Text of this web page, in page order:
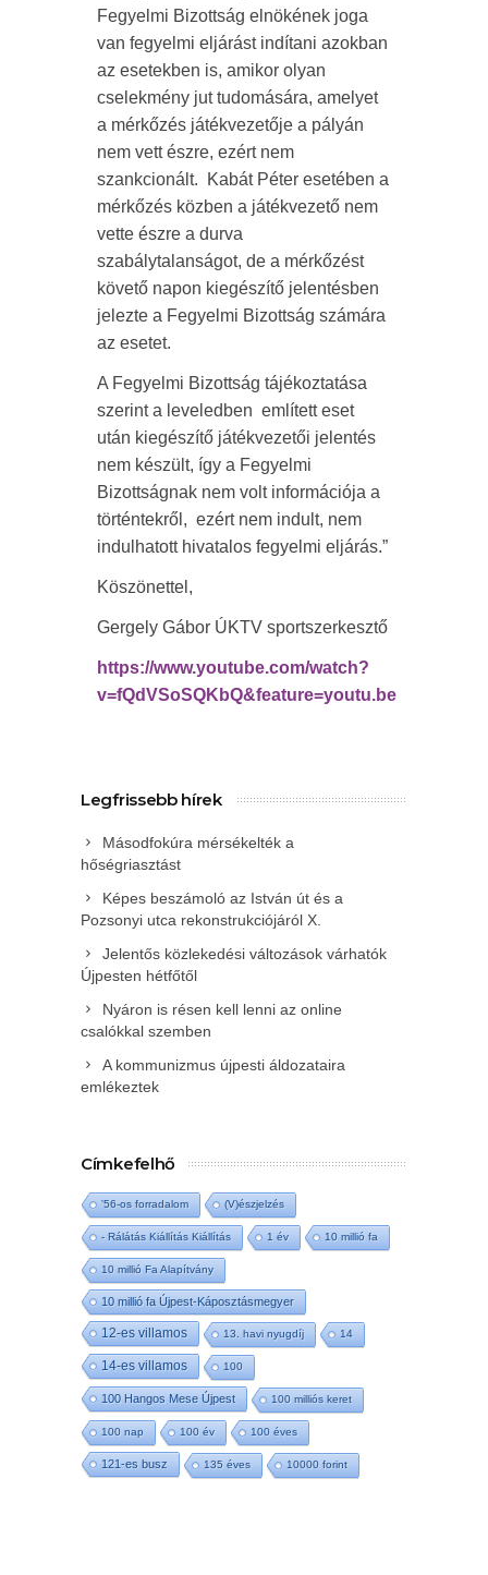
Fegyelmi Bizottság elnökének joga
van fegyelmi eljárást indítani azokban
az esetekben is, amikor olyan
cselekmény jut tudomására, amelyet
a mérkőzés játékvezetője a pályán
nem vett észre, ezért nem
szankcionált. Kabát Péter esetében a
mérkőzés közben a játékvezető nem
vette észre a durva
szabálytalanságot, de a mérkőzést
követő napon kiegészítő jelentésben
jelezte a Fegyelmi Bizottság számára
az esetet.
A Fegyelmi Bizottság tájékoztatása
szerint a leveledben említett eset
után kiegészítő játékvezetői jelentés
nem készült, így a Fegyelmi
Bizottságnak nem volt információja a
történtekről, ezért nem indult, nem
indulhatott hivatalos fegyelmi eljárás.”
Köszönettel,
Gergely Gábor ÚKTV sportszerkesztő
https://www.youtube.com/watch?
v=fQdVSoSQKbQ&feature=youtu.be
Legfrissebb hírek
Másodfokúra mérsékelték a
hőségriasztást
Képes beszámoló az István út és a
Pozsonyi utca rekonstrukciójáról X.
Jelentős közlekedési változások várhatók
Újpesten hétfőtől
Nyáron is résen kell lenni az online
csalókkal szemben
A kommunizmus újpesti áldozataira
emlékeztek
Címkefelhő
'56-os forradalom (V)észjelzés
- Rálátás Kiállítás Kiállítás 1 év 10 millió fa
10 millió Fa Alapítvány
10 millió fa Újpest-Káposztásmegyer
12-es villamos 13. havi nyugdíj 14
14-es villamos 100
100 Hangos Mese Újpest 100 milliós keret
100 nap 100 év 100 éves
121-es busz 135 éves 10000 forint